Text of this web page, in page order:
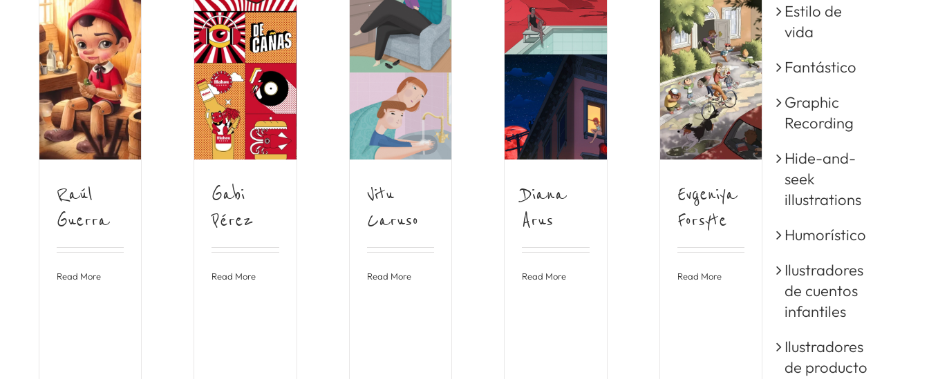
Raúl
Guerra
Read More
Gabi
Pérez
Read More
Vitu
Caruso
Read More
Diana
Arus
Read More
Evgeniya
Forsyte
Read More
Estilo de
vida
Fantástico
Graphic
Recording
Hide-and-
seek
illustrations
Humorístico
Ilustradores
de cuentos
infantiles
Ilustradores
de producto